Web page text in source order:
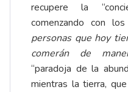
recupere la
comenzando con
personas que hoy
comerán de
“paradoja de la
mientras la tierra,